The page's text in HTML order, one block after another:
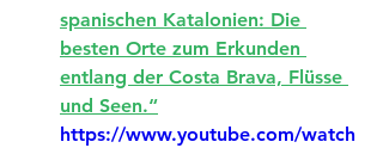
spanischen Katalonien: Die
besten Orte zum Erkunden
entlang der Costa Brava, Flüsse
und Seen.“
https://www.youtube.com/watch